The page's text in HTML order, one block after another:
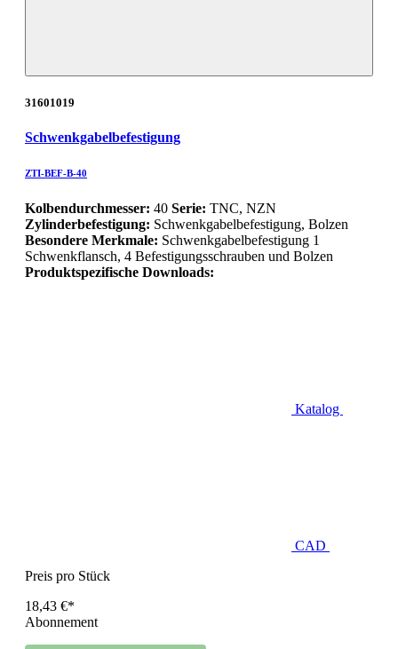
31601019
Schwenkgabelbefestigung
ZTI-BEF-B-40
Kolbendurchmesser: 40 Serie: TNC, NZN
Zylinderbefestigung: Schwenkgabelbefestigung, Bolzen
Besondere Merkmale: Schwenkgabelbefestigung 1
Schwenkflansch, 4 Befestigungsschrauben und Bolzen
Produktspezifische Downloads:
Katalog
CAD
Preis pro Stück
18,43 €*
Abonnement